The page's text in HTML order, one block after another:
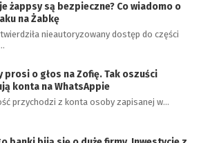
żappsy są bezpieczne? Co wiadomo o
na Żabkę
nieautoryzowany dostęp do części
prosi o głos na Zofię. Tak oszuści
konta na WhatsAppie
przychodzi z konta osoby zapisanej w…